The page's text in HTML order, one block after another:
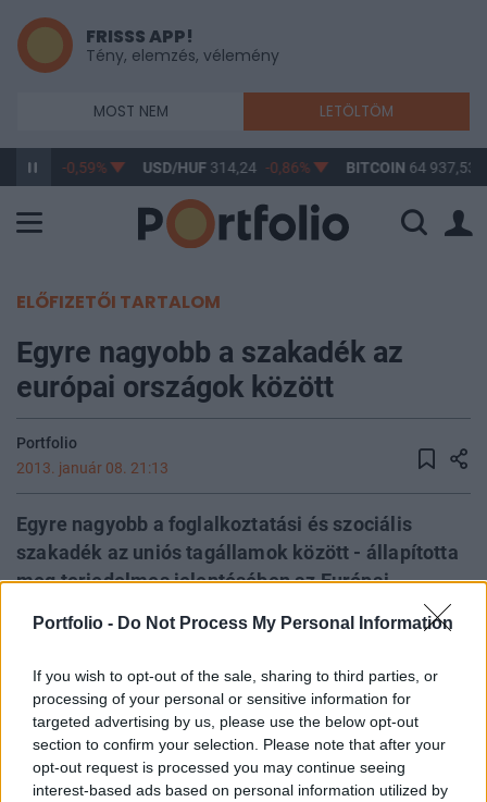
Portfolio - Do Not Process My Personal Information
If you wish to opt-out of the sale, sharing to third parties, or
processing of your personal or sensitive information for
targeted advertising by us, please use the below opt-out
section to confirm your selection. Please note that after your
opt-out request is processed you may continue seeing
interest-based ads based on personal information utilized by
FRISSS APP!
Tény, elemzés, vélemény
MOST NEM LETÖLTÖM
363,26 -0,59% USD/HUF314,24 -0,86% BITCOIN 64 937,53
ELŐFIZETŐI TARTALOM
Egyre nagyobb a szakadék az
európai országok között
Portfolio
2013. január 08. 21:13
Egyre nagyobb a foglalkoztatási és szociális
szakadék az uniós tagállamok között - állapította
meg terjedelmes jelentésében az Európai
Bizottság. Bár vannak országok, amelyek meg
tudták újítani munkaerőpiacukat, és erősebb jóléti
rendszert üzemeltetnek, a többségben lévő
leszakadó országok a versenyképesség
csökkenésének és a munkanélküliség
növekedésének a spiráljában vannak - tudósít a
Bruxinfo .